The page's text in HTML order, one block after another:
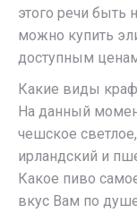
этого речи быть
можно купить
доступным
Какие виды
На данный
чешское
ирландский и
Какое пиво
вкус Вам по